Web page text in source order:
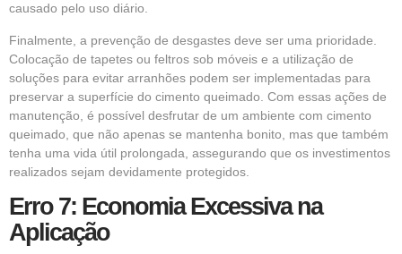
causado pelo uso diário.
Finalmente, a prevenção de desgastes deve ser uma prioridade.
Colocação de tapetes ou feltros sob móveis e a utilização de
soluções para evitar arranhões podem ser implementadas para
preservar a superfície do cimento queimado. Com essas ações de
manutenção, é possível desfrutar de um ambiente com cimento
queimado, que não apenas se mantenha bonito, mas que também
tenha uma vida útil prolongada, assegurando que os investimentos
realizados sejam devidamente protegidos.
Erro 7: Economia Excessiva na
Aplicação